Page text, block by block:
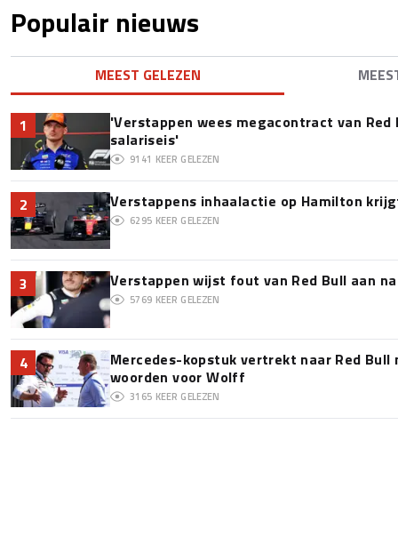
Populair nieuws
MEEST GELEZEN
1
'Verstappen wees megacontract van
salariseis'
9141 KEER GELEZEN
2 Verstappens inhaalactie op Hamilton
6295 KEER GELEZEN
3 Verstappen wijst fout van Red Bull aan
5769 KEER GELEZEN
4
Mercedes-kopstuk vertrekt naar Red
woorden voor Wolff
3165 KEER GELEZEN